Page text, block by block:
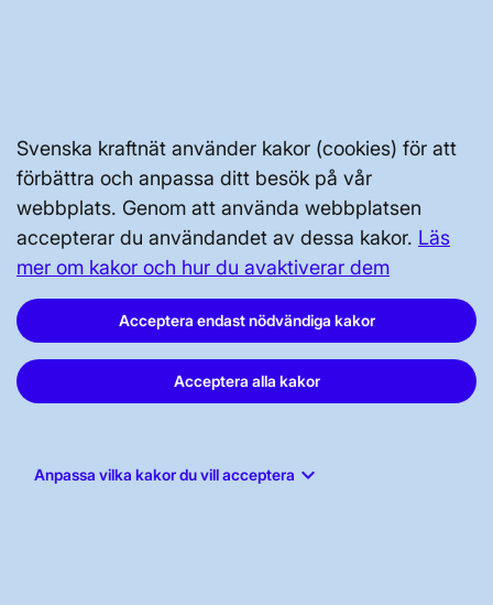
Svenska kraftnät använder kakor (cookies) för att
förbättra och anpassa ditt besök på vår
webbplats. Genom att använda webbplatsen
accepterar du användandet av dessa kakor. Läs
mer om kakor och hur du avaktiverar dem
Acceptera endast nödvändiga kakor
Acceptera alla kakor
Anpassa vilka kakor du vill acceptera keyboard_arrow_down
Sundbyberg
Tel: 010-475 80 00